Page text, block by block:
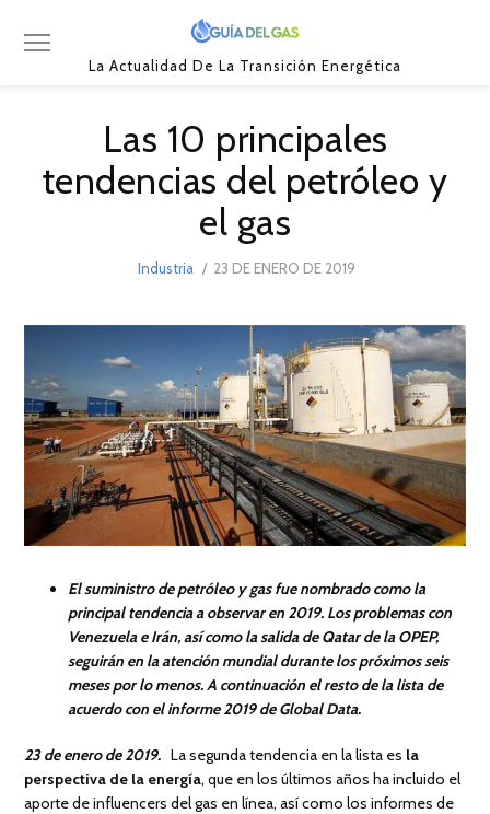
La Actualidad De La Transición Energética
Las 10 principales
tendencias del petróleo y
el gas
Industria
POSTED
23 DE ENERO DE 2019
DE
2019
El suministro de petróleo y gas fue nombrado como la
principal tendencia a observar en 2019. Los problemas con
Venezuela e Irán, así como la salida de Qatar de la OPEP,
seguirán en la atención mundial durante los próximos seis
meses por lo menos. A continuación el resto de la lista de
acuerdo con el informe 2019 de Global Data.
23 de enero de 2019. La segunda tendencia en la lista es la
perspectiva de la energía, que en los últimos años ha incluido el
aporte de influencers del gas en línea, así como los informes de